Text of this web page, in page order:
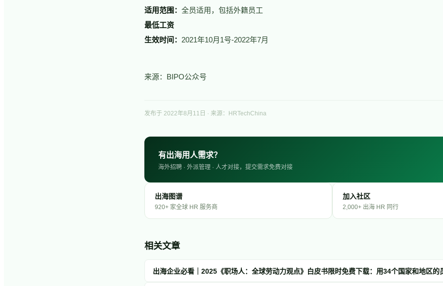
适用范围： 全员适用，包括外籍员工
最低工资
生效时间： 2021年10月1号-2022年7月
来源：BIPO公众号
发布于 2022年8月11日 · 来源：HRTechChina
有出海用人需求？
海外招聘 · 外派管理 · 人才对接，提交需求免费对接
出海图谱
920+ 家全球 HR 服务商
加入社区
2,000+ 出海 HR 同行
相关文章